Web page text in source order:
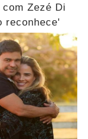
Zezé Di
reconhece'